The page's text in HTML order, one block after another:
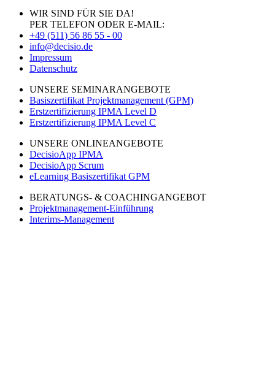
WIR SIND FÜR SIE DA!
PER TELEFON ODER E-MAIL:
+49 (511) 56 86 55 - 00
info@decisio.de
Impressum
Datenschutz
UNSERE SEMINARANGEBOTE
Basiszertifikat Projektmanagement (GPM)
Erstzertifizierung IPMA Level D
Erstzertifizierung IPMA Level C
UNSERE ONLINEANGEBOTE
DecisioApp IPMA
DecisioApp Scrum
eLearning Basiszertifikat GPM
BERATUNGS- & COACHINGANGEBOT
Projektmanagement-Einführung
Interims-Management